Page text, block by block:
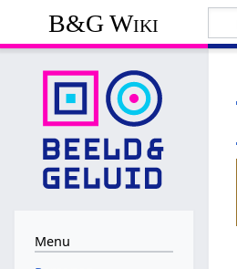
B&G Wiki
Menu